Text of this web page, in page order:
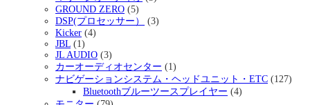
GROUND ZERO (5)
DSP(プロセッサー）
(3)
Kicker (4)
JBL (1)
JL AUDIO (3)
カーオーディオセンター (1)
ナビゲーションシステム・ヘッドユニット・ETC (127)
Bluetoothブルーツースプレイヤー (4)